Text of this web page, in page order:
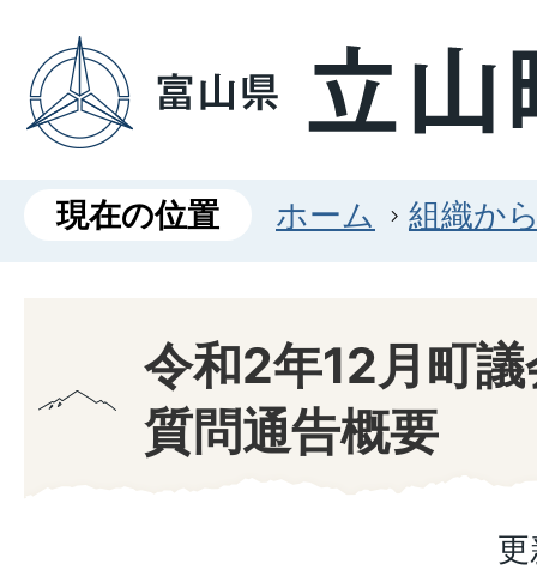
現在の位置 ホーム 組織か
令和2年12月町
質問通告概要